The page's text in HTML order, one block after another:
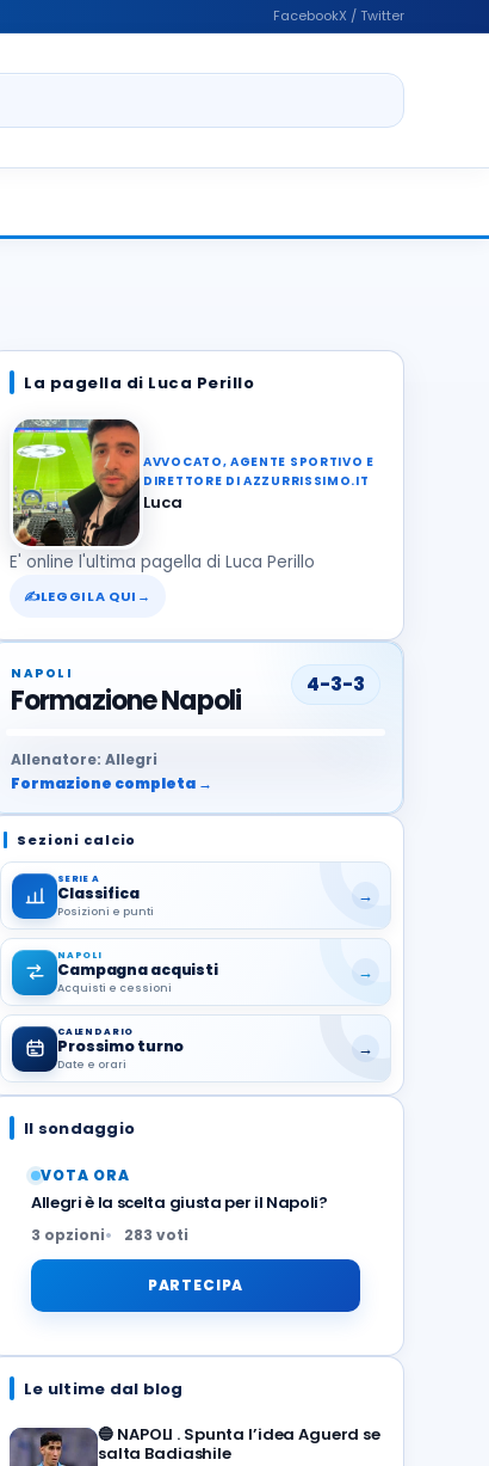
FacebookX / Twitter
La pagella di Luca Perillo
AVVOCATO, AGENTE SPORTIVO E
DIRETTORE DI AZZURRISSIMO.IT
Luca
E' online l'ultima pagella di Luca Perillo
✍LEGGILA QUI →
NAPOLI
Formazione Napoli 4-3-3
Allenatore: Allegri
Formazione completa →
Sezioni calcio
SERIE A
Classifica
Posizioni e punti
→
NAPOLI
Campagna acquisti
Acquisti e cessioni
→
CALENDARIO
Prossimo turno
Date e orari
→
Il sondaggio
VOTA ORA
Allegri è la scelta giusta per il Napoli?
3 opzioni 283 voti
PARTECIPA
Le ultime dal blog
🔵 NAPOLI . Spunta l’idea Aguerd se
salta Badiashile